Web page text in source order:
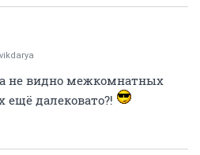
vikdarya
не видно межкомнатных
ещё далековато?!